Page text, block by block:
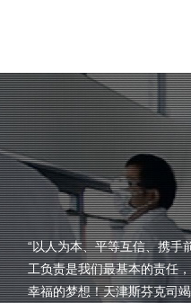
“以人为本、平等互信、携手
工负责是我们最基本的责任
幸福的梦想！天津斯芬克司